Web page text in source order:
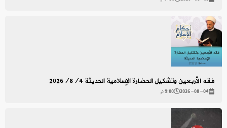
فقه الأربعين وتشكيل الحضارة الإسلامية الحديثة 2026/8/4
2026-08-04 9:00 م